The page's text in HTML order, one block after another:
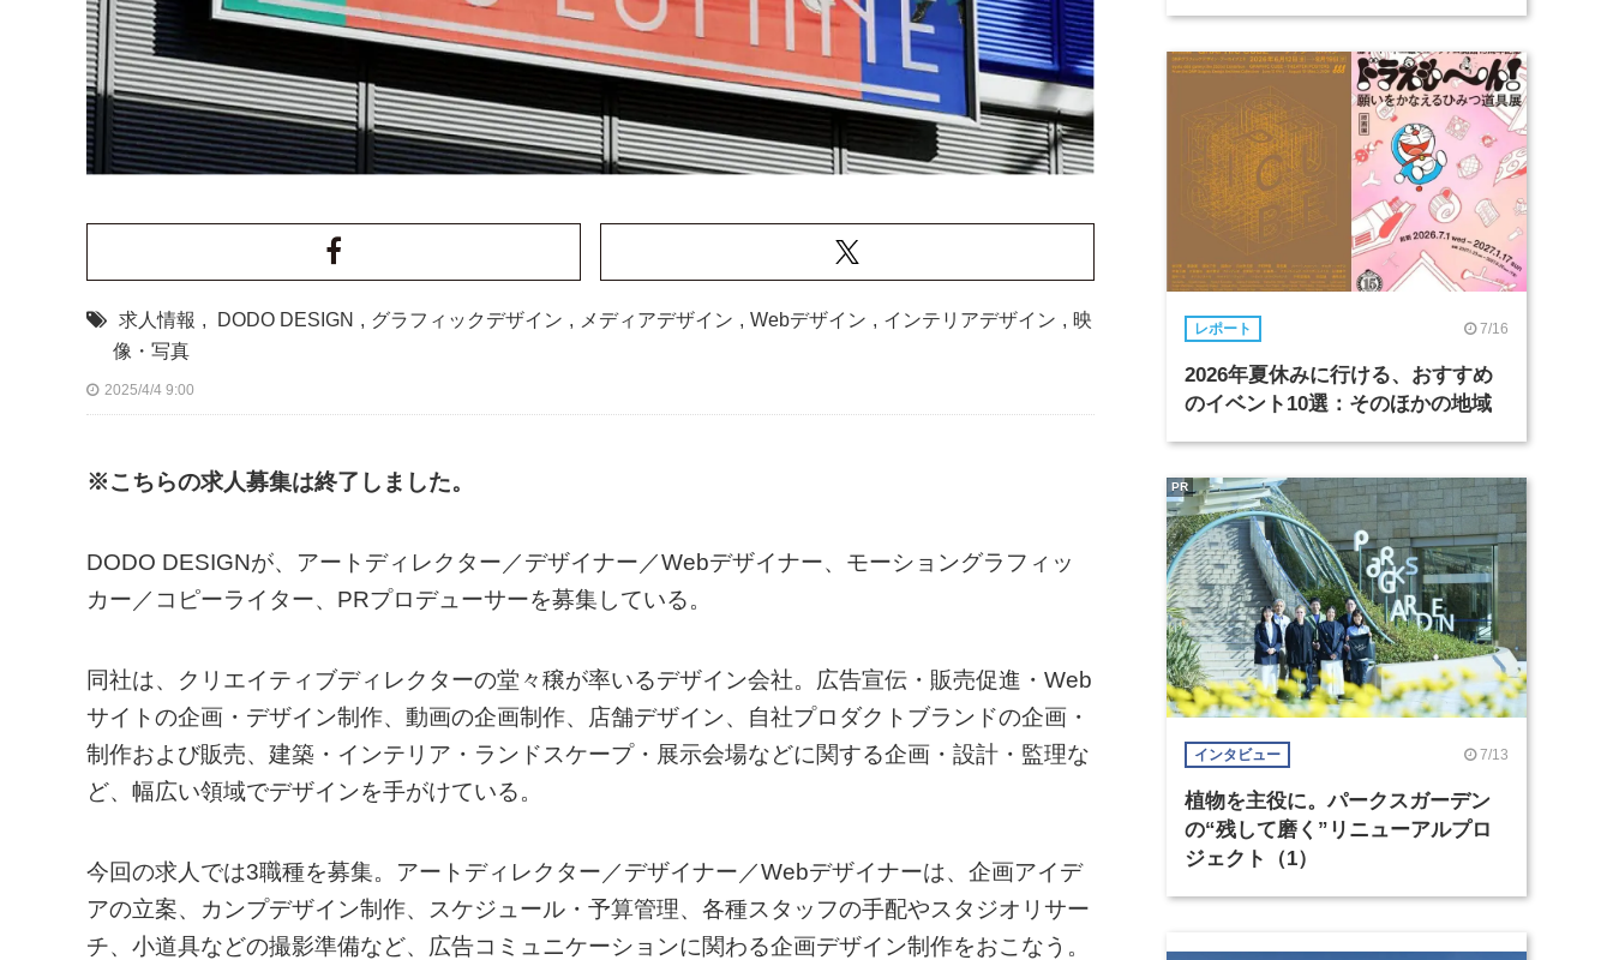
求人情報 , DODO DESIGN , グラフィックデザイン , メディアデザイン , Webデザイン , インテリアデザイン , 映
像・写真
2025/4/4 9:00
※こちらの求人募集は終了しました。
DODO DESIGNが、アートディレクター／デザイナー／Webデザイナー、モーショングラフィッ
カー／コピーライター、PRプロデューサーを募集している。
同社は、クリエイティブディレクターの堂々穣が率いるデザイン会社。広告宣伝・販売促進・Web
サイトの企画・デザイン制作、動画の企画制作、店舗デザイン、自社プロダクトブランドの企画・
制作および販売、建築・インテリア・ランドスケープ・展示会場などに関する企画・設計・監理な
ど、幅広い領域でデザインを手がけている。
今回の求人では3職種を募集。アートディレクター／デザイナー／Webデザイナーは、企画アイデ
アの立案、カンプデザイン制作、スケジュール・予算管理、各種スタッフの手配やスタジオリサー
チ、小道具などの撮影準備など、広告コミュニケーションに関わる企画デザイン制作をおこなう。
レポート 7/16
2026年夏休みに行ける、おすすめ
のイベント10選：そのほかの地域
インタビュー 7/13
植物を主役に。パークスガーデン
の“残して磨く”リニューアルプロ
ジェクト（1）
PR